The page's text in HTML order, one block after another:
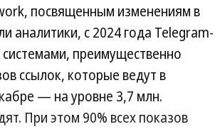
посвященным изменениям в
аналитики, с 2024 года Telegram-
преимущественно
ссылок, которые ведут в
— на уровне 3,7 млн.
При этом 90% всех показов